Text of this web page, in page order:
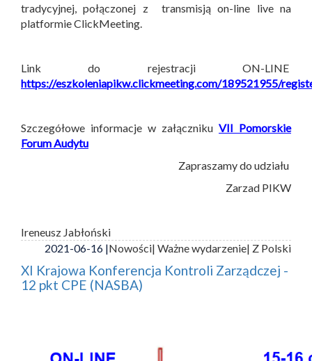
tradycyjnej, połączonej z transmisją on-line live na
platformie ClickMeeting.
Link do rejestracji ON-LINE
https://eszkoleniapikw.clickmeeting.com/189521955/
Szczegółowe informacje w załączniku VII Pomorskie
Forum Audytu
Zapraszamy do udziału
Zarzad PIKW
Ireneusz Jabłoński
2021-06-16 |Nowości| Ważne wydarzenie| Z Polski
XI Krajowa Konferencja Kontroli Zarządczej -
12 pkt CPE (NASBA)